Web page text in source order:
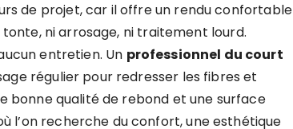
de projet, car il offre un rendu confortable
ni arrosage, ni traitement lourd.
entretien. Un professionnel du court
régulier pour redresser les fibres et
bonne qualité de rebond et une surface
l’on recherche du confort, une esthétique